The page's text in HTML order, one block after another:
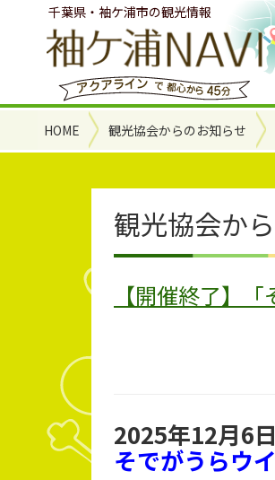
千葉県・袖ケ浦市の観光情報
HOME 観光協会からのお知らせ
観光協会か
【開催終了】
2025年12月6
そでがうらウ